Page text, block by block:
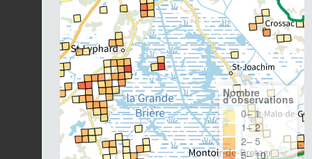
Nombre
d'observations
0– 1
1– 2
2– 5
5– 10